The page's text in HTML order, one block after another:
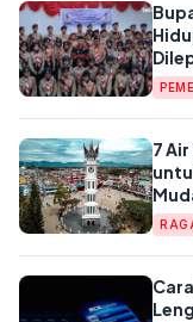
7